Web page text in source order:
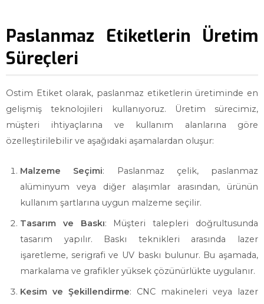
Paslanmaz Etiketlerin Üretim
Süreçleri
Ostim Etiket olarak, paslanmaz etiketlerin üretiminde en
gelişmiş teknolojileri kullanıyoruz. Üretim sürecimiz,
müşteri ihtiyaçlarına ve kullanım alanlarına göre
özelleştirilebilir ve aşağıdaki aşamalardan oluşur:
Malzeme Seçimi: Paslanmaz çelik, paslanmaz
alüminyum veya diğer alaşımlar arasından, ürünün
kullanım şartlarına uygun malzeme seçilir.
Tasarım ve Baskı: Müşteri talepleri doğrultusunda
tasarım yapılır. Baskı teknikleri arasında lazer
işaretleme, serigrafi ve UV baskı bulunur. Bu aşamada,
markalama ve grafikler yüksek çözünürlükte uygulanır.
Kesim ve Şekillendirme: CNC makineleri veya lazer